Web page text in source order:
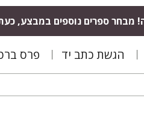
מבחר ספרים נוספים במבצע,
הגשת כתב יד פרס